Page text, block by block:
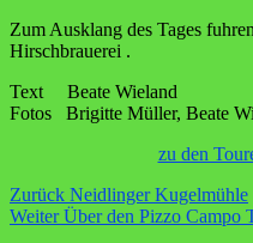
Zum Ausklang des Tages
Hirschbrauerei .
Text Beate Wieland
Fotos Brigitte Müller, Beate
zu den
Beitragsnavigation
Zurück Vorheriger
Beitrag:
Neidlinger Kugelmühle
Weiter Nächster
Über den Pizzo Campo